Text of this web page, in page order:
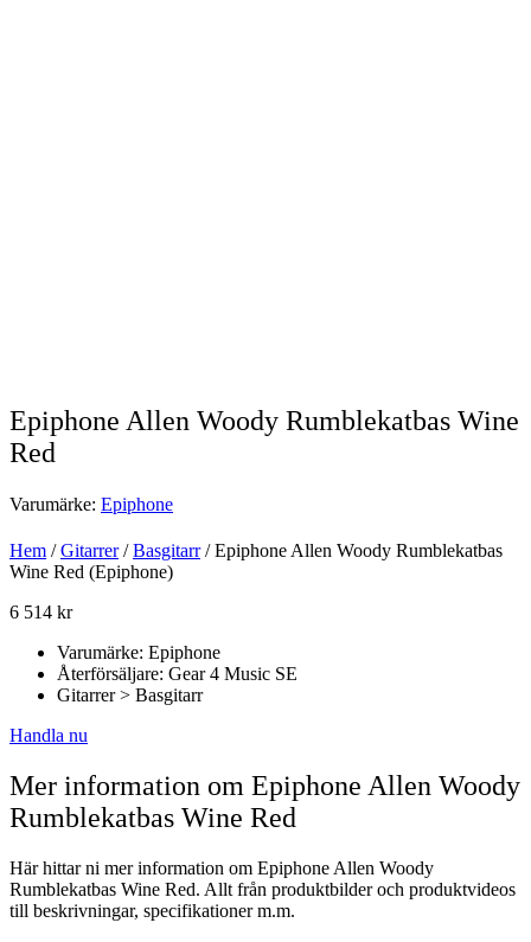
Epiphone Allen Woody Rumblekatbas Wine
Red
Varumärke: Epiphone
Hem /Gitarrer/Basgitarr/ Epiphone Allen Woody Rumblekatbas
Wine Red (Epiphone)
6 514 kr
Varumärke: Epiphone
Återförsäljare: Gear 4 Music SE
Gitarrer > Basgitarr
Handla nu
Mer information om Epiphone Allen Woody
Rumblekatbas Wine Red
Här hittar ni mer information om Epiphone Allen Woody
Rumblekatbas Wine Red. Allt från produktbilder och produktvideos
till beskrivningar, specifikationer m.m.